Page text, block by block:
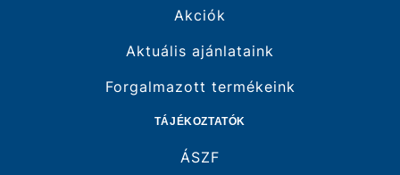
Akciók
Aktuális ajánlataink
Forgalmazott termékeink
TÁJÉKOZTATÓK
ÁSZF